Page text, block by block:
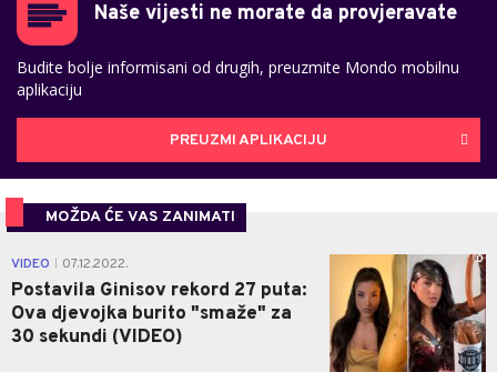
Naše vijesti ne morate da provjeravate
Budite bolje informisani od drugih, preuzmite Mondo mobilnu
aplikaciju
PREUZMI APLIKACIJU
MOŽDA ĆE VAS ZANIMATI
VIDEO 07.12.2022.
Postavila Ginisov rekord 27 puta:
Ova djevojka burito "smaže" za
30 sekundi (VIDEO)
0